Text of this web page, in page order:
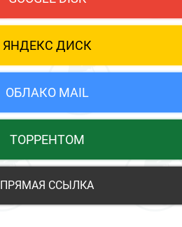
ЯНДЕКС ДИСК
ОБЛАКО MAIL
ТОРРЕНТОМ
ПРЯМАЯ ССЫЛКА